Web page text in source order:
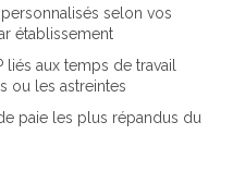
selon vos
établissement
aux temps de travail
ou les astreintes
paie les plus répandus du